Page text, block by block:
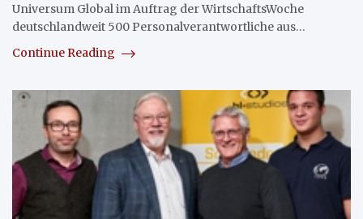
Universum Global im Auftrag der WirtschaftsWoche
deutschlandweit 500 Personalverantwortliche aus…
Continue Reading